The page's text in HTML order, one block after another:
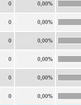
0 0,00%
0 0,00%
0 0,00%
0 0,00%
0 0,00%
0 0,00%